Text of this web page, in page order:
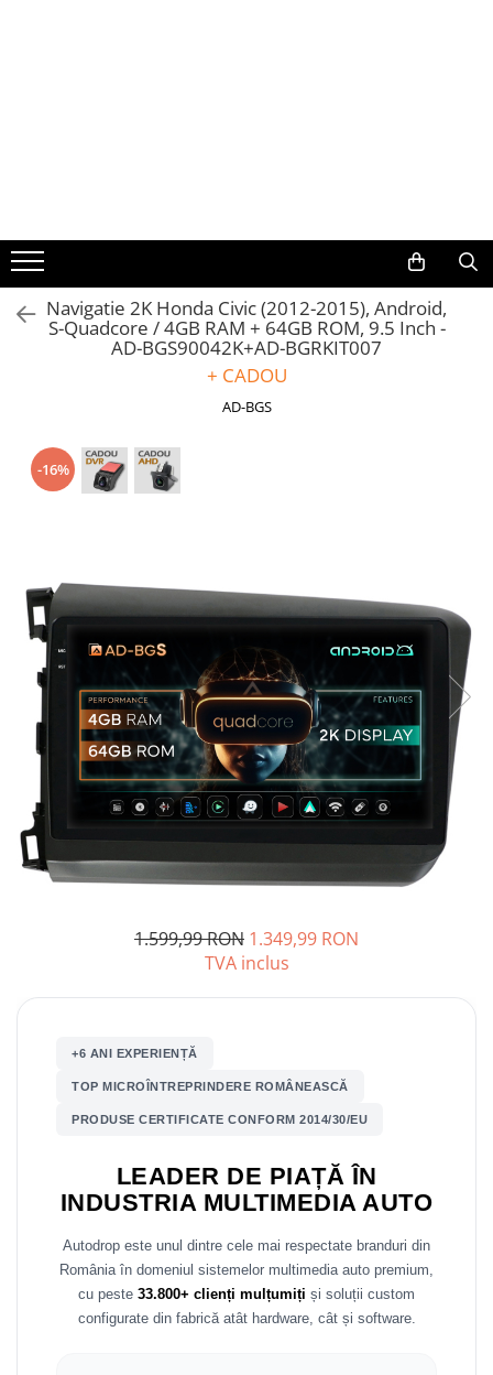
Volkswagen
Audi
Skoda
Peugeot
Hyundai
Toyota
Kia
Chevrolet
Mitsubishi
Navigatie 2K Honda Civic (2012-2015), Android,
S-Quadcore / 4GB RAM + 64GB ROM, 9.5 Inch -
AD-BGS90042K+AD-BGRKIT007
+ CADOU
AD-BGS
-16%
1.599,99 RON 1.349,99 RON
TVA inclus
+6 ANI EXPERIENȚĂ
TOP MICROÎNTREPRINDERE ROMÂNEASCĂ
PRODUSE CERTIFICATE CONFORM 2014/30/EU
LEADER DE PIAȚĂ ÎN
INDUSTRIA MULTIMEDIA AUTO
Autodrop este unul dintre cele mai respectate branduri din
România în domeniul sistemelor multimedia auto premium,
cu peste 33.800+ clienți mulțumiți și soluții custom
configurate din fabrică atât hardware, cât și software.